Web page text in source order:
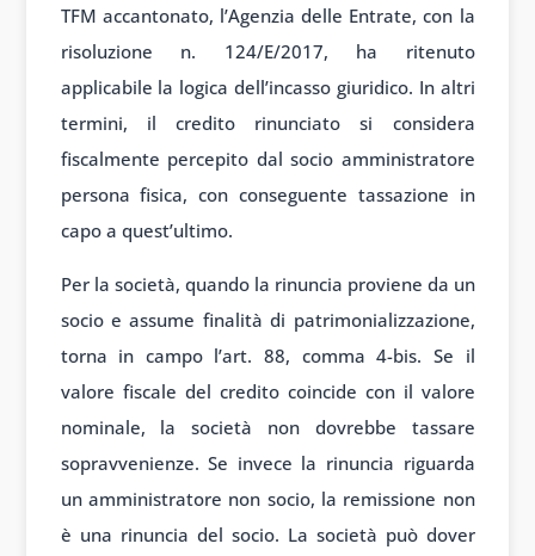
TFM accantonato, l’Agenzia delle Entrate, con la
risoluzione n. 124/E/2017, ha ritenuto
applicabile la logica dell’incasso giuridico. In altri
termini, il credito rinunciato si considera
fiscalmente percepito dal socio amministratore
persona fisica, con conseguente tassazione in
capo a quest’ultimo.
Per la società, quando la rinuncia proviene da un
socio e assume finalità di patrimonializzazione,
torna in campo l’art. 88, comma 4-bis. Se il
valore fiscale del credito coincide con il valore
nominale, la società non dovrebbe tassare
sopravvenienze. Se invece la rinuncia riguarda
un amministratore non socio, la remissione non
è una rinuncia del socio. La società può dover